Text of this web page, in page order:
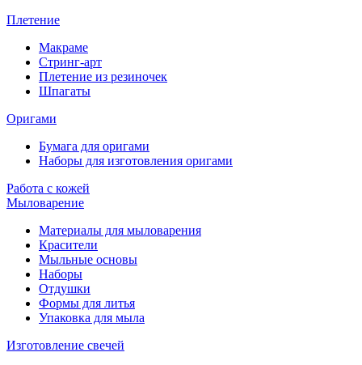
Плетение
Макраме
Стринг-арт
Плетение из резиночек
Шпагаты
Оригами
Бумага для оригами
Наборы для изготовления оригами
Работа с кожей
Мыловарение
Материалы для мыловарения
Красители
Мыльные основы
Наборы
Отдушки
Формы для литья
Упаковка для мыла
Изготовление свечей